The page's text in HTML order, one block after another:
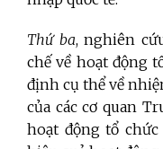
Thứ ba, nghiên
chế về hoạt động
định cụ thể về
của các cơ quan
hoạt động tổ